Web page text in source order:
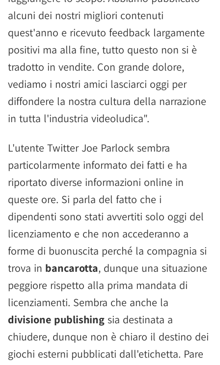
alcuni dei nostri migliori contenuti
quest'anno e ricevuto feedback largamente
positivi ma alla fine, tutto questo non si è
tradotto in vendite. Con grande dolore,
vediamo i nostri amici lasciarci oggi per
diffondere la nostra cultura della narrazione
in tutta l'industria videoludica".
L'utente Twitter Joe Parlock sembra
particolarmente informato dei fatti e ha
riportato diverse informazioni online in
queste ore. Si parla del fatto che i
dipendenti sono stati avvertiti solo oggi del
licenziamento e che non accederanno a
forme di buonuscita perché la compagnia si
trova in bancarotta, dunque una situazione
peggiore rispetto alla prima mandata di
licenziamenti. Sembra che anche la
divisione publishing sia destinata a
chiudere, dunque non è chiaro il destino dei
giochi esterni pubblicati dall'etichetta. Pare